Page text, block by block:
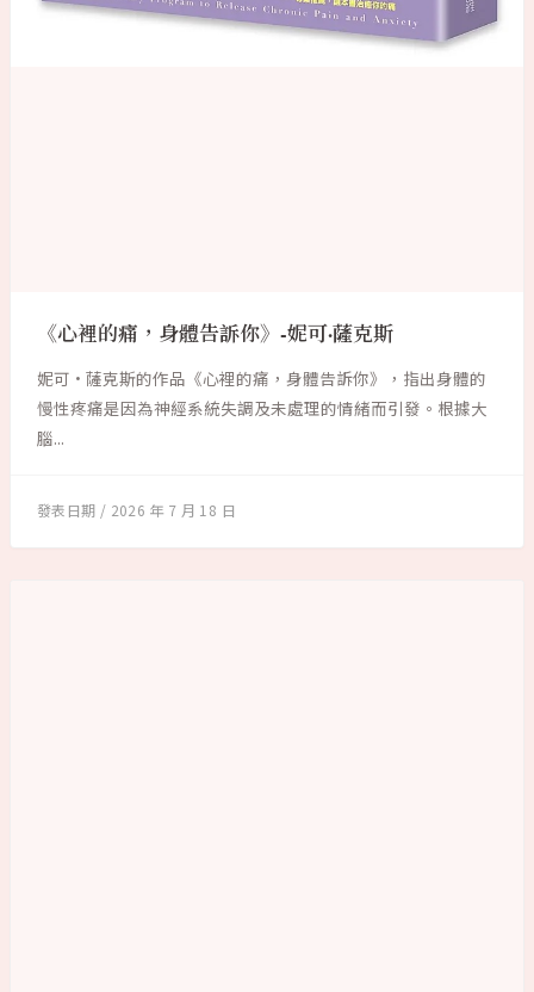
《心裡的痛，身體告訴你》-妮可·薩克斯
妮可·薩克斯的作品《心裡的痛，身體告訴你》，指出身體的
慢性疼痛是因為神經系統失調及未處理的情緒而引發。根據大
腦...
2026 年 7 月 18 日